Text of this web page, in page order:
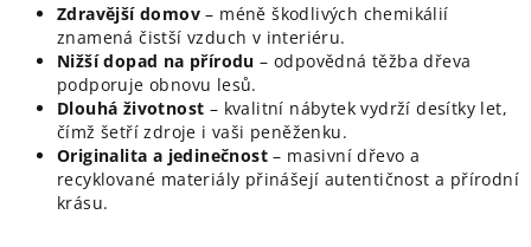
Zdravější domov – méně škodlivých chemikálií
znamená čistší vzduch v interiéru.
Nižší dopad na přírodu – odpovědná těžba dřeva
podporuje obnovu lesů.
Dlouhá životnost – kvalitní nábytek vydrží desítky let,
čímž šetří zdroje i vaši peněženku.
Originalita a jedinečnost – masivní dřevo a
recyklované materiály přinášejí autentičnost a přírodní
krásu.